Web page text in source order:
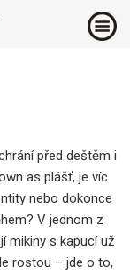
před deštěm i
as plášť, je víc
nebo dokonce
V jednom z
mikiny s kapucí už
rostou – jde o to,